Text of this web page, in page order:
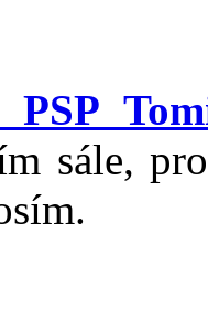
PSP
sále,